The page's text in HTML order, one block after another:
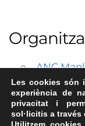
ANC
Les cookies són
experiència de
privacitat i
sol·licitis a través